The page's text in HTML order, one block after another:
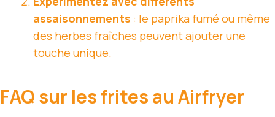
assaisonnements : le paprika fumé ou même
des herbes fraîches peuvent ajouter une
touche unique.
FAQ sur les frites au Airfryer